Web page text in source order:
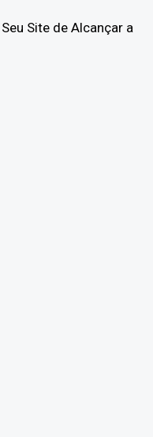
Site de Alcançar a